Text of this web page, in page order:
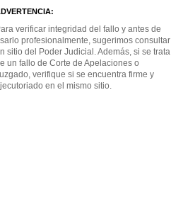
verificar integridad del fallo y antes de
profesionalmente, sugerimos consultar
sitio del Poder Judicial. Además, si se trata
un fallo de Corte de Apelaciones o
verifique si se encuentra firme y
en el mismo sitio.